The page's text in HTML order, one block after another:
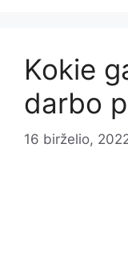
Kokie
darbo
16 birželio,